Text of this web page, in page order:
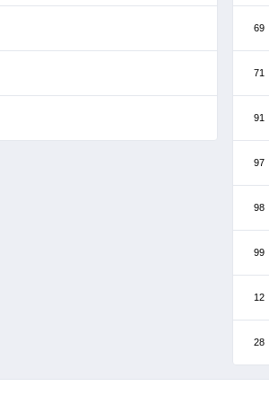
69
71
91
97
98
99
12
28